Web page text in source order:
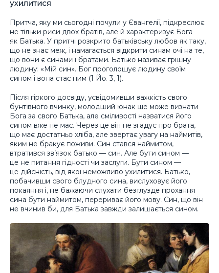
ухилитися
Притча, яку ми сьогодні почули у Євангелії, підкреслює
не тільки риси двох братів, але й характеризує Бога
як Батька. У притчі розкрито батьківську любов як таку,
що не знає меж, і намагається відкрити синам очі на те,
що вони є синами і братами. Батько називає грішну
людину: «Мій син». Бог проголошує людину своїм
сином і вона стає ним (1 Йо. 3, 1).
Після гіркого досвіду, усвідомивши важкість свого
бунтівного вчинку, молодший юнак ще може визнати
Бога за свого Батька, але сміливості назватися його
сином вже не має. Через це він не згадує про брата,
що має достатньо хліба, але звертає увагу на наймитів,
яким не бракує поживи. Син стався наймитом,
втратився зв’язок батько — син. Але бути сином —
це не питання гідності чи заслуги. Бути сином —
це дійсність, від якої неможливо ухилитися. Батько,
побачивши свого блудного сина, вислуховує його
покаяння і, не бажаючи слухати безглузде прохання
сина бути наймитом, перериває його мову. Син, що він
не вчинив би, для Батька завжди залишається сином.